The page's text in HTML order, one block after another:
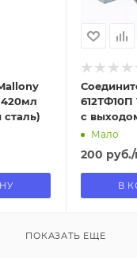
612ТФ10П
с
Мало
200 руб.
В
ПОКАЗАТЬ ЕЩЕ